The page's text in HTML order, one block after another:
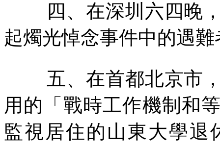
四、在深圳六四晚
起燭光悼念事件中的遇難
五、在首都北京市
用的「戰時工作機制和
監視居住的山東大學退